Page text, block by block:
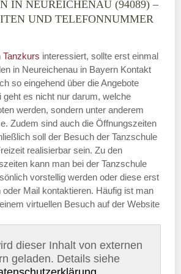
IN NEUREICHENAU (94089) –
UND TELEFONNUMMER
Tanzkurs interessiert, sollte erst einmal
in Neureichenau in Bayern Kontakt
so eingehend über die Angebote
geht es nicht nur darum, welche
werden, sondern unter anderem
Zudem sind auch die Öffnungszeiten
soll der Besuch der Tanzschule
realisierbar sein. Zu den
kann man bei der Tanzschule
vorstellig werden oder diese erst
oder Mail kontaktieren. Häufig ist man
virtuellen Besuch auf der Website
dieser Inhalt von externen
geladen. Details siehe